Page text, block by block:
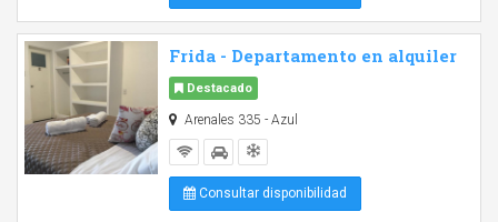
Frida - Departamento en alquiler
Destacado
Arenales 335 - Azul
Consultar disponibilidad